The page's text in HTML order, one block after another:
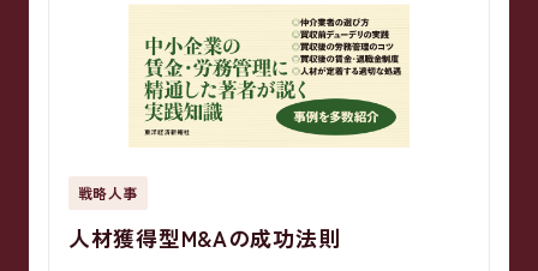
戦略人事
人材獲得型M&Aの成功法則